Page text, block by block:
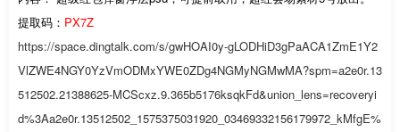
提取码： PX7Z
https://space.dingtalk.com/s/gwHOAI0y-gLODHiD3gPaACA1ZmE1Y2
VlZWE4NGY0YzVmODMxYWE0ZDg4NGMyNGMwMA?spm=a2e0r.13
512502.21388625-MCScxz.9.365b5176ksqkFd&union_lens=recoveryi
d%3Aa2e0r.13512502_1575375031920_03469332156179972_kMfgE%